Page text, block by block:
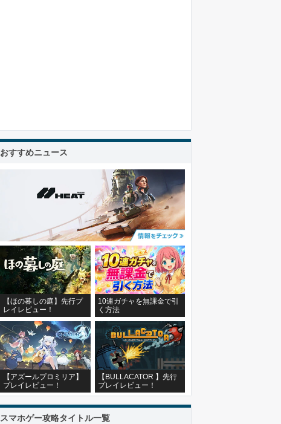
おすすめニュース
【ほの暮しの庭】先行プ
レイレビュー！
10連ガチャを無課金で引
く方法
【アズールプロミリア】
プレイレビュー！
【BULLACATOR 】先行
プレイレビュー！
スマホゲー攻略タイトル一覧